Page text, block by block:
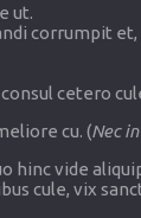
ut.
corrumpit et,
cetero
cu. (Nec
vide
cule, vix